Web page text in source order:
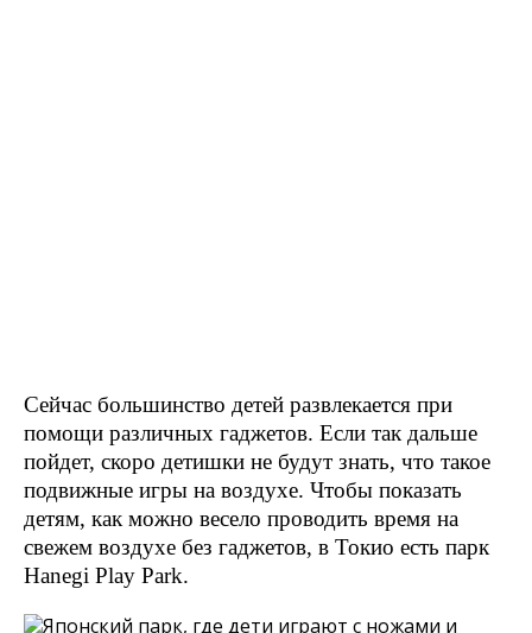
Сейчас большинство детей развлекается при
помощи различных гаджетов. Если так дальше
пойдет, скоро детишки не будут знать, что такое
подвижные игры на воздухе. Чтобы показать
детям, как можно весело проводить время на
свежем воздухе без гаджетов, в Токио есть парк
Hanegi Play Park.